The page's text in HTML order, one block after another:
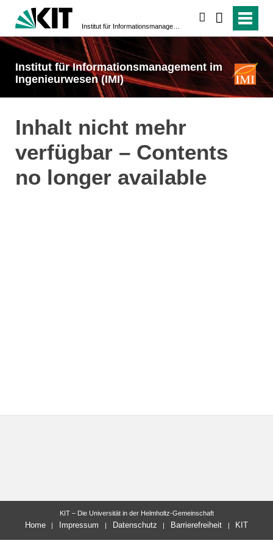
Institut für Informationsmanagement im
Ingenieurwesen (IMI)
Inhalt nicht mehr
verfügbar – Contents
no longer available
KIT – Die Universität in der Helmholtz-Gemeinschaft
Home Impressum Datenschutz Barrierefreiheit KIT